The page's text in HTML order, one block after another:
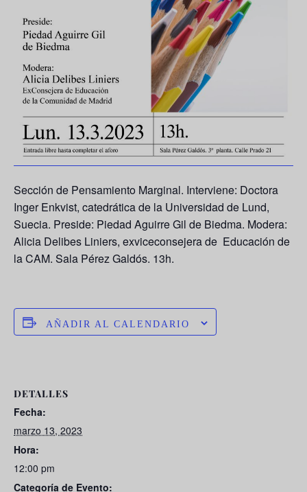
Sección de Pensamiento Marginal. Interviene: Doctora
Inger Enkvist, catedrática de la Universidad de Lund,
Suecia. Preside: Piedad Aguirre Gil de Biedma. Modera:
Alicia Delibes Liniers, exviceconsejera de Educación de
la CAM. Sala Pérez Galdós. 13h.
AÑADIR AL CALENDARIO
DETALLES
Fecha:
marzo 13, 2023
Hora:
12:00 pm
Categoría de Evento: